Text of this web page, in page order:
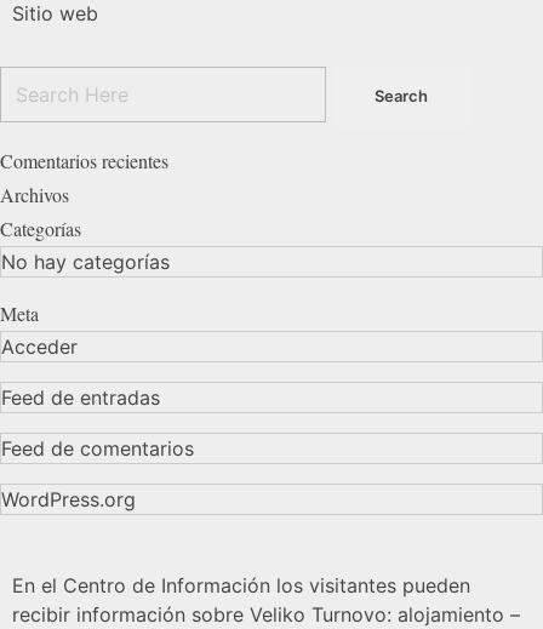
Sitio web
Comentarios recientes
Archivos
Categorías
No hay categorías
Meta
Acceder
Feed de entradas
Feed de comentarios
WordPress.org
En el Centro de Información los visitantes pueden
recibir información sobre Veliko Turnovo: alojamiento –